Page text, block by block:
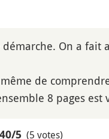
On a
de
8 pages est
/5 (5 votes)